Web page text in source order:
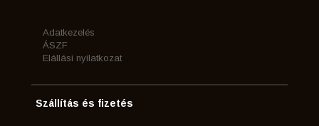
Adatkezelés
ÁSZF
Elállási nyilatkozat
Szállítás és fizetés